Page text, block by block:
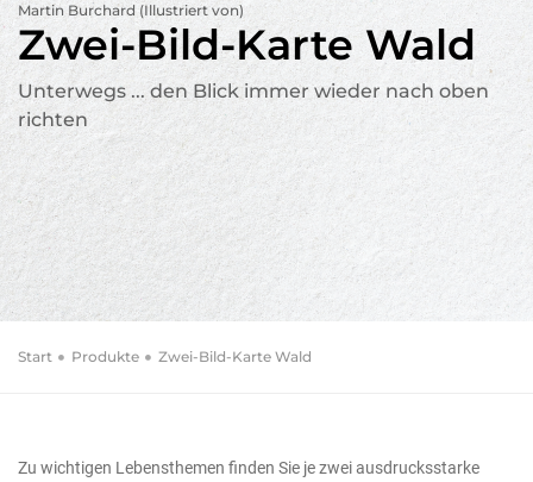
Martin Burchard (Illustriert von)
Zwei-Bild-Karte Wald
Unterwegs ... den Blick immer wieder nach oben
richten
Start Produkte Zwei-Bild-Karte Wald
Zu wichtigen Lebensthemen finden Sie je zwei ausdrucksstarke